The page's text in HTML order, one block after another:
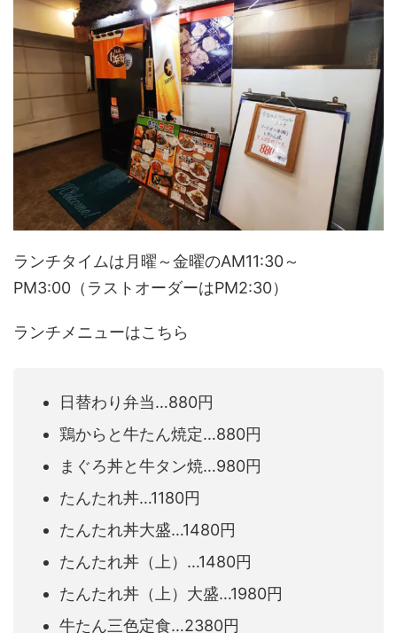
ランチタイムは月曜～金曜のAM11:30～
PM3:00（ラストオーダーはPM2:30）
ランチメニューはこちら
日替わり弁当…880円
鶏からと牛たん焼定…880円
まぐろ丼と牛タン焼…980円
たんたれ丼…1180円
たんたれ丼大盛…1480円
たんたれ丼（上）…1480円
たんたれ丼（上）大盛…1980円
牛たん三色定食…2380円